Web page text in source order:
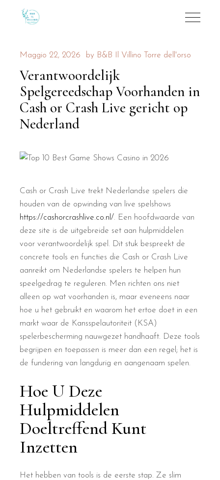
Maggio 22, 2026 by B&B Il Villino Torre dell'orso
Verantwoordelijk
Spelgereedschap Voorhanden in
Cash or Crash Live gericht op
Nederland
Cash or Crash Live trekt Nederlandse spelers die
houden van de opwinding van live spelshows
https://cashorcrashlive.co.nl/. Een hoofdwaarde van
deze site is de uitgebreide set aan hulpmiddelen
voor verantwoordelijk spel. Dit stuk bespreekt de
concrete tools en functies die Cash or Crash Live
aanreikt om Nederlandse spelers te helpen hun
speelgedrag te reguleren. Men richten ons niet
alleen op wat voorhanden is, maar eveneens naar
hoe u het gebruikt en waarom het ertoe doet in een
markt waar de Kansspelautoriteit (KSA)
spelerbescherming nauwgezet handhaaft. Deze tools
begrijpen en toepassen is meer dan een regel; het is
de fundering van langdurig en aangenaam spelen.
Hoe U Deze
Hulpmiddelen
Doeltreffend Kunt
Inzetten
Het hebben van tools is de eerste stap. Ze slim